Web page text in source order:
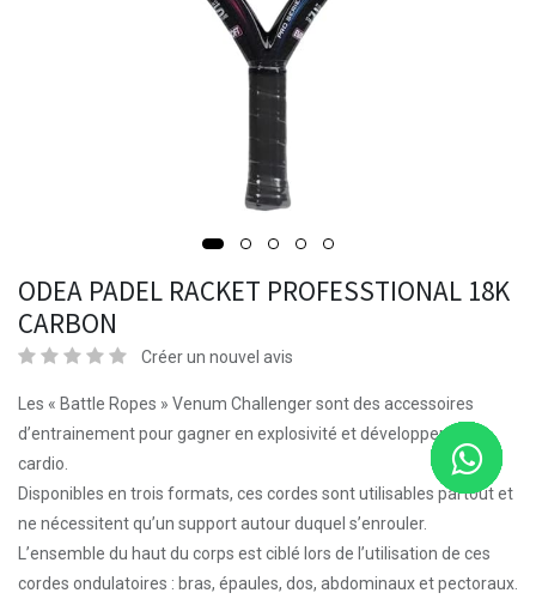
ODEA PADEL RACKET PROFESSTIONAL 18K
CARBON
Créer un nouvel avis
Les « Battle Ropes » Venum Challenger sont des accessoires
d’entrainement pour gagner en explosivité et développer votre
cardio.
Disponibles en trois formats, ces cordes sont utilisables partout et
ne nécessitent qu’un support autour duquel s’enrouler.
L’ensemble du haut du corps est ciblé lors de l’utilisation de ces
cordes ondulatoires : bras, épaules, dos, abdominaux et pectoraux.